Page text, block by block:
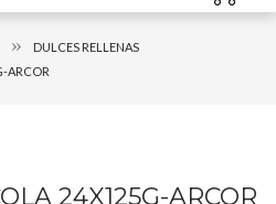
DULCES RELLENAS
ARCOR
24X125G-ARCOR